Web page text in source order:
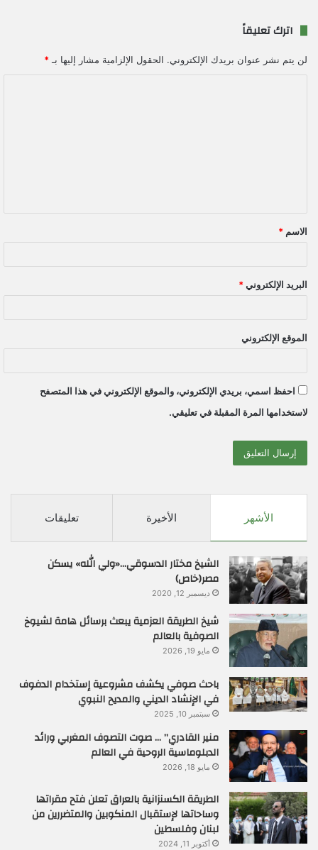
اترك تعليقاً
لن يتم نشر عنوان بريدك الإلكتروني. الحقول الإلزامية مشار إليها بـ *
ق
*
الاسم *
البريد الإلكتروني *
الموقع الإلكتروني
احفظ اسمي، بريدي الإلكتروني، والموقع الإلكتروني في هذا المتصفح
لاستخدامها المرة المقبلة في تعليقي.
الأشهر الأخيرة تعليقات
الشيخ مختار الدسوقي…«ولي الله» يسكن
مصر(خاص)
ديسمبر 12, 2020
شيخ الطريقة العزمية يبعث برسائل هامة لشيوخ
الصوفية بالعالم
مايو 19, 2026
باحث صوفي يكشف مشروعية إستخدام الدفوف
في الإنشاد الديني والمديح النبوي
سبتمبر 10, 2025
منير القادري” … صوت التصوف المغربي ورائد
الدبلوماسية الروحية في العالم
مايو 18, 2026
الطريقة الكسنزانية بالعراق تعلن فتح مقراتها
وساحاتها لإستقبال المنكوبين والمتضررين من
لبنان وفلسطين
أكتوبر 11, 2024